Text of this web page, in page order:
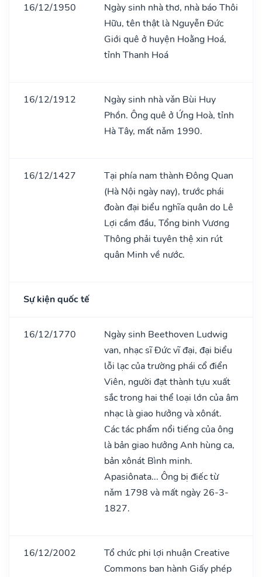
16/12/1950
Ngày sinh nhà thơ, nhà báo Thôi
Hữu, tên thật là Nguyễn Đức
Giới quê ở huyện Hoằng Hoá,
tỉnh Thanh Hoá
16/12/1912
Ngày sinh nhà vǎn Bùi Huy
Phồn. Ông quê ở Ứng Hoà, tỉnh
Hà Tây, mất nǎm 1990.
16/12/1427
Tại phía nam thành Đông Quan
(Hà Nội ngày nay), trước phái
đoàn đại biểu nghĩa quân do Lê
Lợi cầm đầu, Tổng binh Vương
Thông phải tuyên thệ xin rút
quân Minh về nước.
Sự kiện quốc tế
16/12/1770
Ngày sinh Beethoven Ludwig
van, nhạc sĩ Đức vĩ đại, đại biểu
lỗi lạc của trường phái cổ điển
Viên, người đạt thành tựu xuất
sắc trong hai thể loại lớn của âm
nhạc là giao hưởng và xônát.
Các tác phẩm nổi tiếng của ông
là bản giao hưởng Anh hùng ca,
bản xônát Bình minh.
Apasiônata... Ông bị điếc từ
nǎm 1798 và mất ngày 26-3-
1827.
16/12/2002
Tổ chức phi lợi nhuận Creative
Commons ban hành Giấy phép